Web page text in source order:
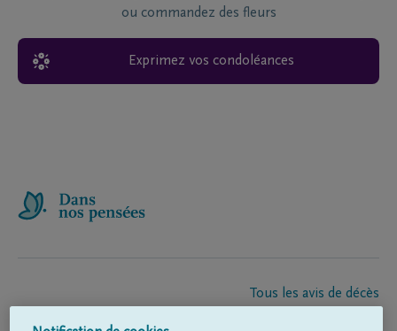
ou commandez des fleurs
Exprimez vos condoléances
Tous les avis de décès